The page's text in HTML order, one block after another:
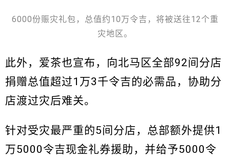
6000份赈灾礼包，总值约10万令吉，将被送往12个重
灾地区。
此外，爱茶也宣布，向北马区全部92间分店
捐赠总值超过1万3千令吉的必需品，协助分
店渡过灾后难关。
针对受灾最严重的5间分店，总部额外提供1
万5000令吉现金礼券援助，并给予5000令